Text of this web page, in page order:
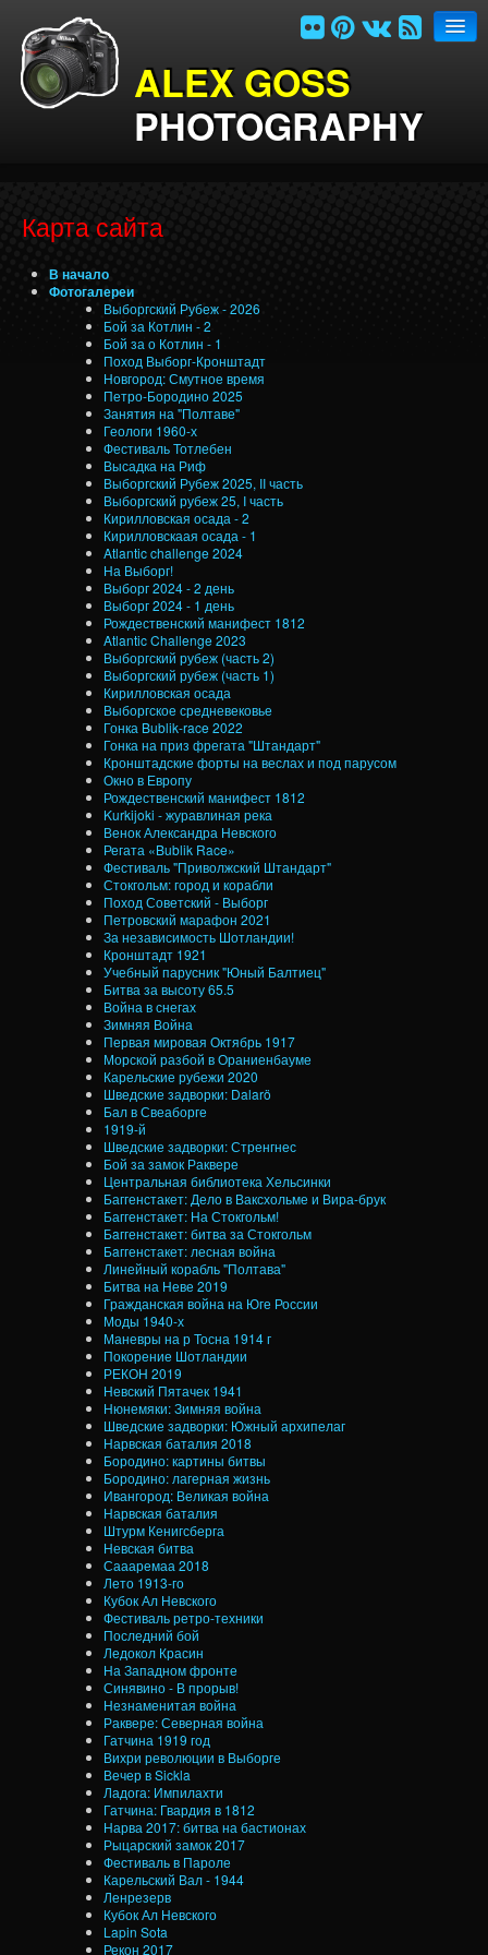
ALEX GOSS
PHOTOGRAPHY
Ссылки
Контакты
Карта сайта
Карта сайта
В начало
Фотогалереи
Выборгский Рубеж - 2026
Бой за Котлин - 2
Бой за о Котлин - 1
Поход Выборг-Кронштадт
Новгород: Смутное время
Петро-Бородино 2025
Занятия на "Полтаве"
Геологи 1960-х
Фестиваль Тотлебен
Высадка на Риф
Выборгский Рубеж 2025, II часть
Выборгский рубеж 25, I часть
Кирилловская осада - 2
Кирилловскаая осада - 1
Atlantic challenge 2024
На Выборг!
Выборг 2024 - 2 день
Выборг 2024 - 1 день
Рождественский манифест 1812
Atlantic Challenge 2023
Выборгский рубеж (часть 2)
Выборгский рубеж (часть 1)
Кирилловская осада
Выборгское средневековье
Гонка Bublik-race 2022
Гонка на приз фрегата "Штандарт"
Кронштадские форты на веслах и под парусом
Окно в Европу
Рождественский манифест 1812
Kurkijoki - журавлиная река
Венок Александра Невского
Регата «Bublik Race»
Фестиваль "Приволжский Штандарт"
Стокгольм: город и корабли
Поход Советский - Выборг
Петровский марафон 2021
За независимость Шотландии!
Кронштадт 1921
Учебный парусник "Юный Балтиец"
Битва за высоту 65.5
Война в снегах
Зимняя Война
Первая мировая Октябрь 1917
Морской разбой в Ораниенбауме
Карельские рубежи 2020
Шведские задворки: Dalarö
Бал в Свеаборге
1919-й
Шведские задворки: Стренгнес
Бой за замок Раквере
Центральная библиотека Хельсинки
Баггенстакет: Дело в Ваксхольме и Вира-брук
Баггенстакет: На Стокгольм!
Бaггенстакет: битва за Стокгольм
Бaггенстакет: лесная война
Линейный корабль "Полтава"
Битва на Неве 2019
Гражданская война на Юге России
Моды 1940-х
Маневры на р Тосна 1914 г
Покорение Шотландии
РЕКОН 2019
Невский Пятачек 1941
Нюнемяки: Зимняя война
Шведские задворки: Южный архипелаг
Нарвская баталия 2018
Бородино: картины битвы
Бородино: лагерная жизнь
Ивангород: Великая война
Нарвская баталия
Штурм Кенигсберга
Невская битва
Саааремаа 2018
Лето 1913-го
Кубок Ал Невского
Фестиваль ретро-техники
Последний бой
Ледокол Красин
На Западном фронте
Синявино - В прорыв!
Незнаменитая война
Раквере: Северная война
Гатчина 1919 год
Вихри революции в Выборге
Вечер в Sickla
Ладога: Импилахти
Гатчина: Гвардия в 1812
Нарва 2017: битва на бастионах
Рыцарский замок 2017
Фестиваль в Пароле
Карельский Вал - 1944
Ленрезерв
Кубок Ал Невского
Lapin Sota
Рекон 2017